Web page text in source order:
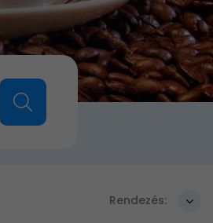
Rendezés: